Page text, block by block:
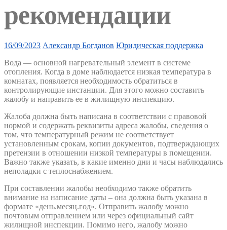
рекомендации
16/09/2023 Александр Богданов Юридическая поддержка
Вода — основной нагревательный элемент в системе
отопления. Когда в доме наблюдается низкая температура в
комнатах, появляется необходимость обратиться в
контролирующие инстанции. Для этого можно составить
жалобу и направить ее в жилищную инспекцию.
Жалоба должна быть написана в соответствии с правовой
нормой и содержать реквизиты адреса жалобы, сведения о
том, что температурный режим не соответствует
установленным срокам, копии документов, подтверждающих
претензии в отношении низкой температуры в помещении.
Важно также указать, в какие именно дни и часы наблюдались
неполадки с теплоснабжением.
При составлении жалобы необходимо также обратить
внимание на написание даты – она должна быть указана в
формате «день.месяц.год». Отправить жалобу можно
почтовым отправлением или через официальный сайт
жилищной инспекции. Помимо него, жалобу можно